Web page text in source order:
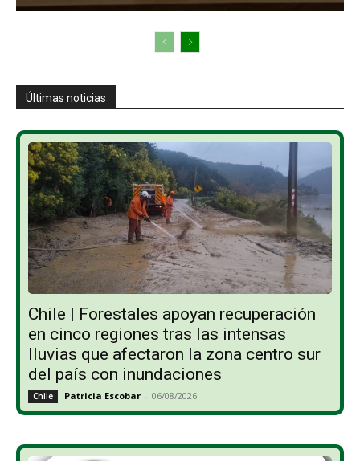
Últimas noticias
Chile | Forestales apoyan recuperación
en cinco regiones tras las intensas
lluvias que afectaron la zona centro sur
del país con inundaciones
Chile Patricia Escobar - 06/08/2026